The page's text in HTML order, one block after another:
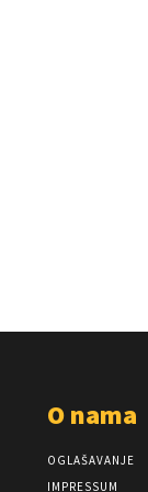
O nama
OGLAŠAVANJE
IMPRESSUM